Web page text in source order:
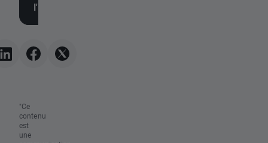
l'impasse géopolitique du
"Ce
contenu
est
une